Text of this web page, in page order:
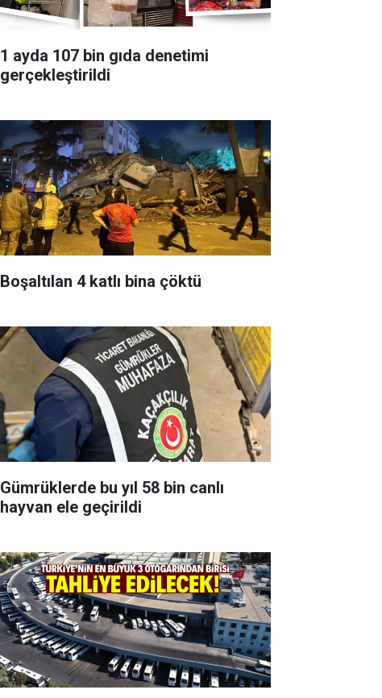
1 ayda 107 bin gıda denetimi
gerçekleştirildi
Boşaltılan 4 katlı bina çöktü
Gümrüklerde bu yıl 58 bin canlı
hayvan ele geçirildi